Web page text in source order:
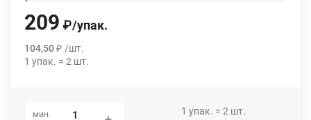
209 ₽/упак.
104,50₽ /шт.
1 упак. = 2 шт.
мин.
1 упак. = 2 шт.